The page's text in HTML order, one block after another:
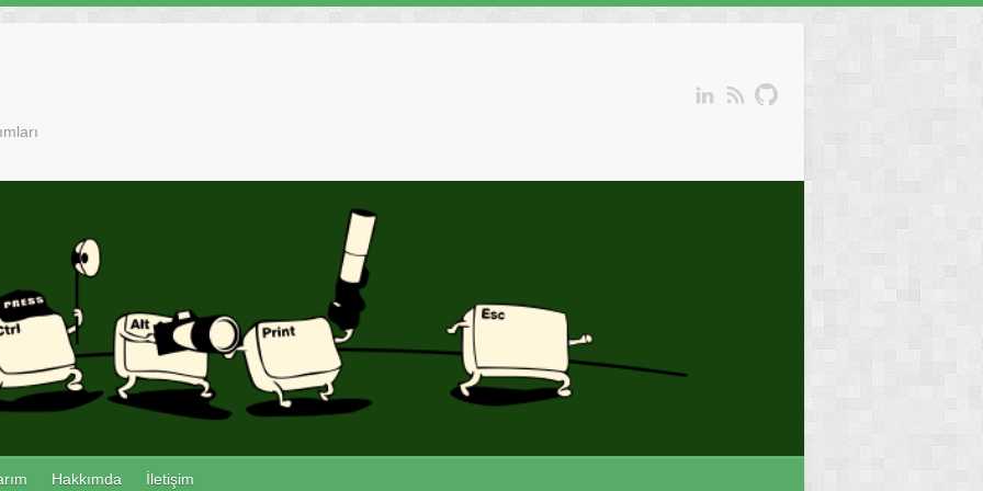
Hakkımda İletişim